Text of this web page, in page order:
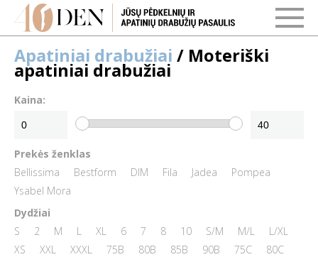
Apatiniai drabužiai / Moteriški
apatiniai drabužiai
Kaina:
Prekės ženklas
Bellissima
Bestform DIM Fila Jadea
Pompea
Ysabel Mora
Dydžiai
S
2 M L XL 6 7 8 10 S/M M/L
L/XL
XS
XXL XXXL 75B 80B 85B 90B 75C
80C